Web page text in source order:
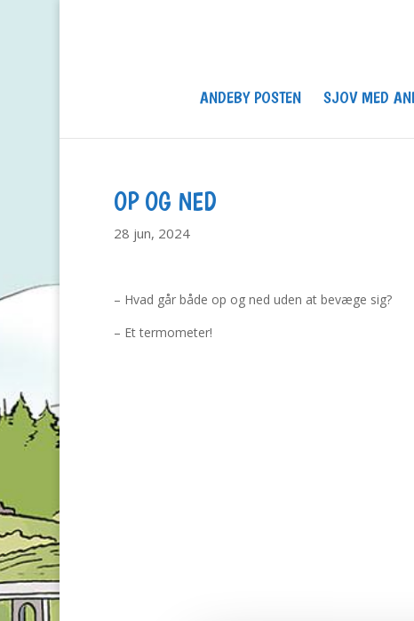
ANDEBY POSTEN SJOV MED
OP OG NED
28 jun, 2024
– Hvad går både op og ned uden at bevæge sig?
– Et termometer!